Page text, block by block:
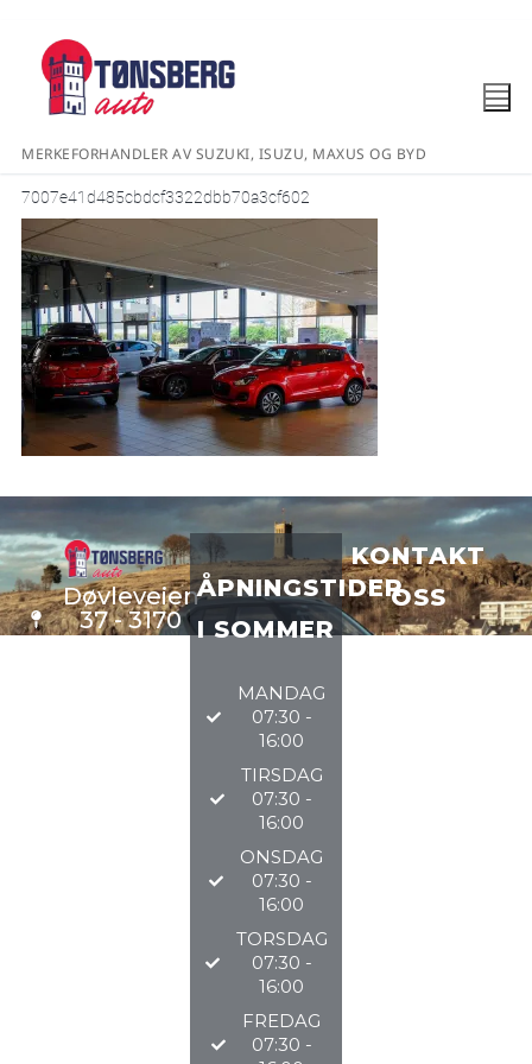
MERKEFORHANDLER AV SUZUKI, ISUZU, MAXUS OG BYD
7007e41d485cbdcf3322dbb70a3cf602
Døvleveien
37 - 3170
Sem
ÅPNINGSTIDER
I SOMMER
MANDAG
07:30 -
16:00
TIRSDAG
07:30 -
16:00
ONSDAG
07:30 -
16:00
TORSDAG
07:30 -
16:00
FREDAG
07:30 -
KONTAKT
OSS